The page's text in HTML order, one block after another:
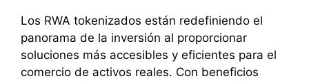
Los RWA tokenizados están redefiniendo el
panorama de la inversión al proporcionar
soluciones más accesibles y eficientes para el
comercio de activos reales. Con beneficios